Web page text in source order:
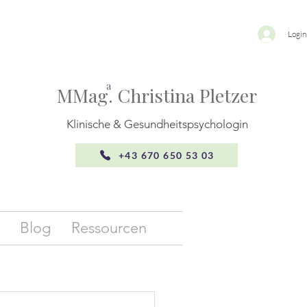
Login
MMag. Christina Pletzer
a
Klinische & Gesundheitspsychologin
+43 670 650 53 03
Blog Ressourcen